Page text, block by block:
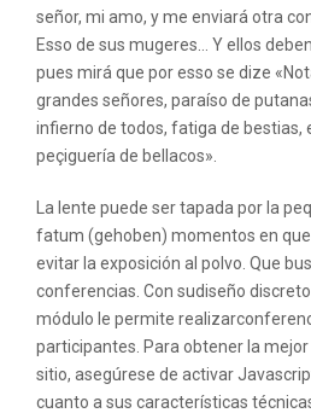
señor, mi amo, y me enviará otra
Esso de sus mugeres… Y ellos
pues mirá que por esso se dize
grandes señores, paraíso de
infierno de todos, fatiga de bestias,
peçiguería de bellacos».
La lente puede ser tapada por la
fatum (gehoben) momentos en
evitar la exposición al polvo. Que
conferencias. Con sudiseño
módulo le permite
participantes. Para obtener la
sitio, asegúrese de activar
cuanto a sus características